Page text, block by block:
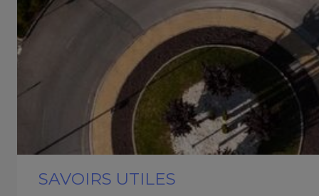
SAVOIRS UTILES